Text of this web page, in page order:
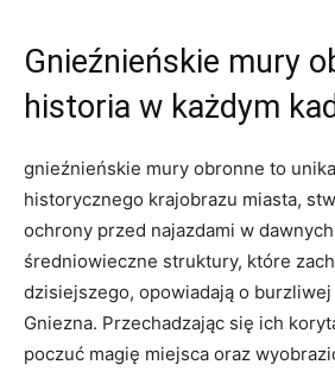
Gnieźnieńskie⁣ mury
historia w każdym
gnieźnieńskie mury obronne to
historycznego krajobrazu⁤ miasta,
ochrony przed najazdami w
średniowieczne struktury, które
dzisiejszego, opowiadają o burzliwej⁣
Gniezna. Przechadzając się ich
poczuć magię miejsca oraz